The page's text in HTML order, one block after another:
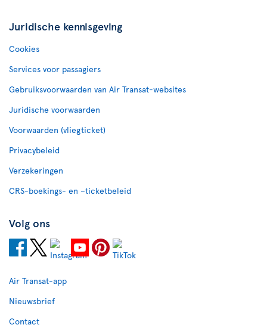
Juridische kennisgeving
Cookies
Services voor passagiers
Gebruiksvoorwaarden van Air Transat-websites
Juridische voorwaarden
Voorwaarden (vliegticket)
Privacybeleid
Verzekeringen
CRS-boekings- en –ticketbeleid
Volg ons
Air Transat-app
Nieuwsbrief
Contact